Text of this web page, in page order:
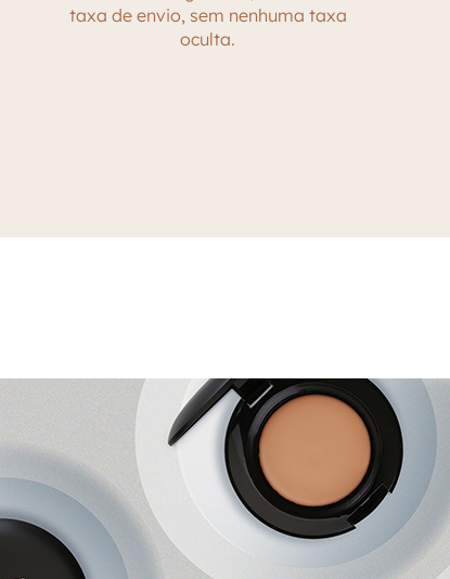
taxa de envio, sem nenhuma taxa
oculta.